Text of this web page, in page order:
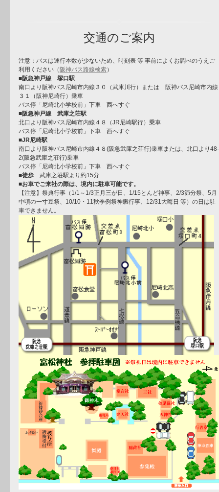
交通のご案内
注意：バスは運行本数が少ないため、時刻表 等 事前によくお調べのうえご
利用ください（ 阪神バス路線検索）
■阪急神戸線 塚口駅
南口より阪神バス尼崎市内線３０（武庫川行）または 阪神バス尼崎市内線
３１（阪神尼崎行）乗車
バス停「尼崎北小学校前」下車 西へすぐ
■阪急神戸線 武庫之荘駅
北口より阪神バス尼崎市内線４８（JR尼崎駅行）乗車
バス停「尼崎北小学校前」下車 西へすぐ
■JR尼崎駅
南口より阪神バス尼崎市内線４８(阪急武庫之荘行)乗車または、北口より48-
2(阪急武庫之荘行)乗車
バス停「尼崎北小学校前」下車 西へすぐ
■徒歩武庫之荘駅より約15分
■お車でご来社の際は、境内に駐車可能です。
【注意】祭典行事（1/1～1/3正月三が日、1/15とんど神事、2/3節分祭、5月
中頃の一寸豆祭、10/10・11秋季例祭神賑行事、12/31大晦日 等）の日は駐
車できません。